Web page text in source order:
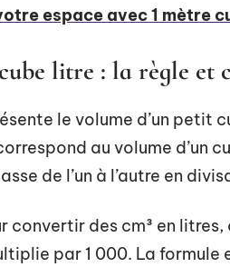
espace avec 1 mètre
litre : la règle et
le volume d’un petit
au volume d’un
de l’un à l’autre en
convertir des cm³ en
par 1 000. La